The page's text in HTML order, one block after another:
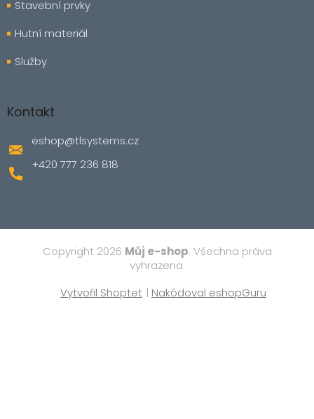
Stavební prvky
Hutní materiál
Služby
Kontakt
eshop@tlsystems.cz
+420 777 236 818
Vytvořil Shoptet | Nakódoval eshopGuru
Copyright 2026 Můj e-shop. Všechna práva
vyhrazena.